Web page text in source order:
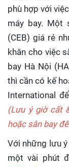
phù hợp với
máy bay. Một
(CEB) giá rẻ
khăn cho việc
bay Hà Nội
thì cần có kế
International
(Lưu ý giờ cất
hoặc sân bay
Với những lưu
một vài phút